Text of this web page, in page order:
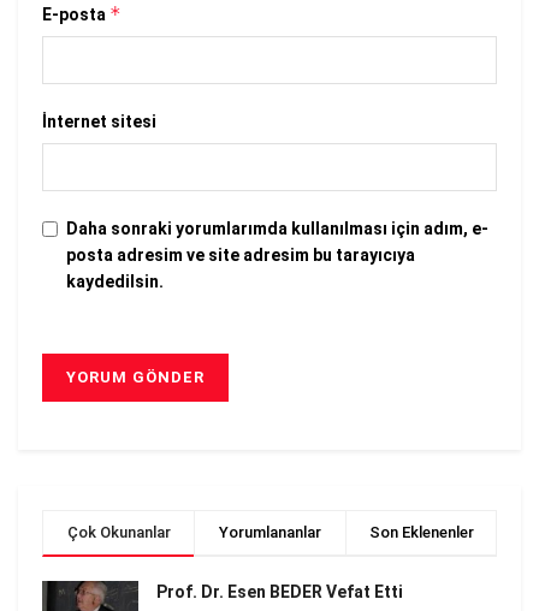
E-posta *
İnternet sitesi
Daha sonraki yorumlarımda kullanılması için adım, e-
posta adresim ve site adresim bu tarayıcıya
kaydedilsin.
Çok Okunanlar Yorumlananlar Son Eklenenler
Prof. Dr. Esen BEDER Vefat Etti